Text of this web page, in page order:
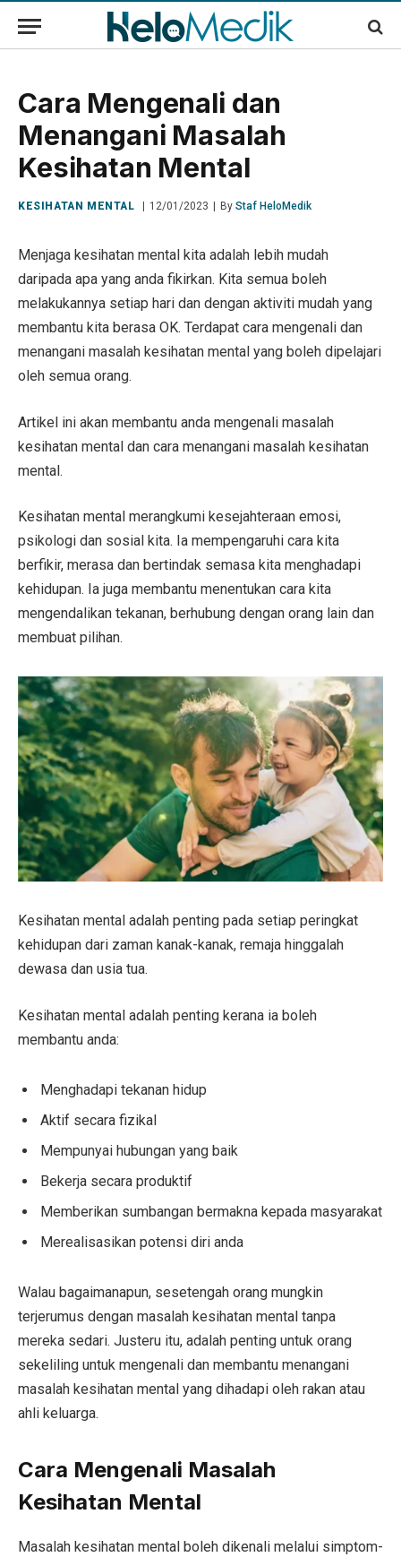
Cara Mengenali dan
Menangani Masalah
Kesihatan Mental
KESIHATAN MENTAL 12/01/2023 By Staf HeloMedik
Menjaga kesihatan mental kita adalah lebih mudah
daripada apa yang anda fikirkan. Kita semua boleh
melakukannya setiap hari dan dengan aktiviti mudah yang
membantu kita berasa OK. Terdapat cara mengenali dan
menangani masalah kesihatan mental yang boleh dipelajari
oleh semua orang.
Artikel ini akan membantu anda mengenali masalah
kesihatan mental dan cara menangani masalah kesihatan
mental.
Kesihatan mental merangkumi kesejahteraan emosi,
psikologi dan sosial kita. Ia mempengaruhi cara kita
berfikir, merasa dan bertindak semasa kita menghadapi
kehidupan. Ia juga membantu menentukan cara kita
mengendalikan tekanan, berhubung dengan orang lain dan
membuat pilihan.
Kesihatan mental adalah penting pada setiap peringkat
kehidupan dari zaman kanak-kanak, remaja hinggalah
dewasa dan usia tua.
Kesihatan mental adalah penting kerana ia boleh
membantu anda:
Menghadapi tekanan hidup
Aktif secara fizikal
Mempunyai hubungan yang baik
Bekerja secara produktif
Memberikan sumbangan bermakna kepada masyarakat
Merealisasikan potensi diri anda
Walau bagaimanapun, sesetengah orang mungkin
terjerumus dengan masalah kesihatan mental tanpa
mereka sedari. Justeru itu, adalah penting untuk orang
sekeliling untuk mengenali dan membantu menangani
masalah kesihatan mental yang dihadapi oleh rakan atau
ahli keluarga.
Cara Mengenali Masalah
Kesihatan Mental
Masalah kesihatan mental boleh dikenali melalui simptom-